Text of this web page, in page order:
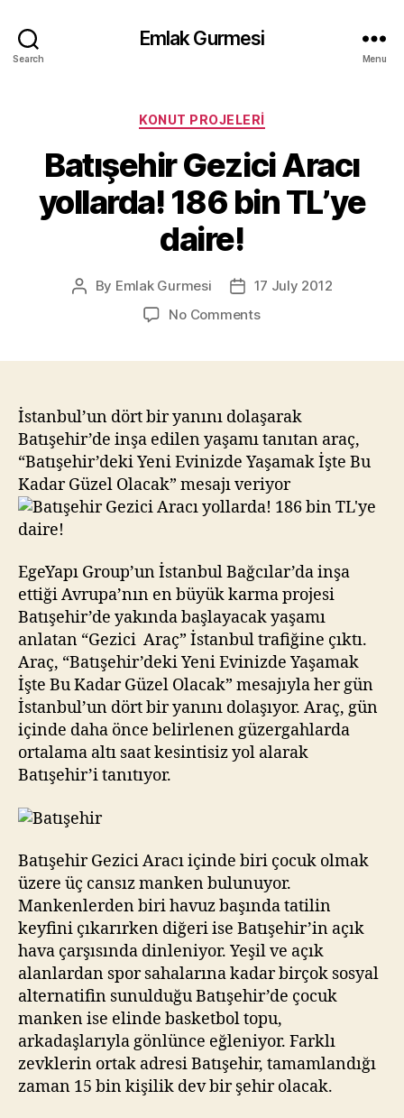
Search
Emlak Gurmesi
Menu
Categories
KONUT PROJELERI
Batışehir Gezici Aracı
yollarda! 186 bin TL’ye
daire!
Post
By Emlak Gurmesi
Post17 July 2012
No Commentson
186
bin
daire!
İstanbul’un dört bir yanını dolaşarak
Batışehir’de inşa edilen yaşamı tanıtan araç,
“Batışehir’deki Yeni Evinizde Yaşamak İşte Bu
Kadar Güzel Olacak” mesajı veriyor
EgeYapı Group’un İstanbul Bağcılar’da inşa
ettiği Avrupa’nın en büyük karma projesi
Batışehir’de yakında başlayacak yaşamı
anlatan “Gezici Araç” İstanbul trafiğine çıktı.
Araç, “Batışehir’deki Yeni Evinizde Yaşamak
İşte Bu Kadar Güzel Olacak” mesajıyla her gün
İstanbul’un dört bir yanını dolaşıyor. Araç, gün
içinde daha önce belirlenen güzergahlarda
ortalama altı saat kesintisiz yol alarak
Batışehir’i tanıtıyor.
Batışehir Gezici Aracı içinde biri çocuk olmak
üzere üç cansız manken bulunuyor.
Mankenlerden biri havuz başında tatilin
keyfini çıkarırken diğeri ise Batışehir’in açık
hava çarşısında dinleniyor. Yeşil ve açık
alanlardan spor sahalarına kadar birçok sosyal
alternatifin sunulduğu Batışehir’de çocuk
manken ise elinde basketbol topu,
arkadaşlarıyla gönlünce eğleniyor. Farklı
zevklerin ortak adresi Batışehir, tamamlandığı
zaman 15 bin kişilik dev bir şehir olacak.